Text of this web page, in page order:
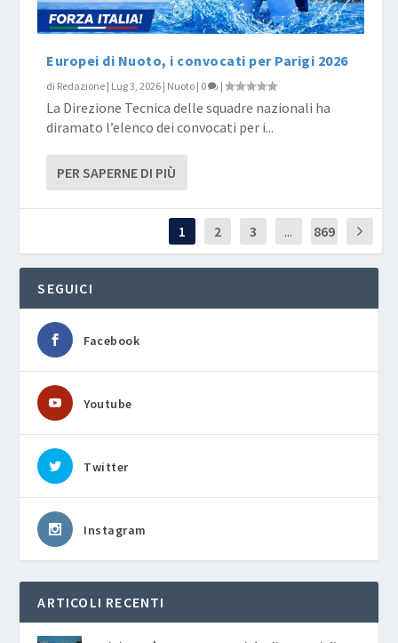
Europei di Nuoto, i convocati per Parigi 2026
di Redazione | Lug 3, 2026 | Nuoto | 0 |
La Direzione Tecnica delle squadre nazionali ha
diramato l’elenco dei convocati per i...
PER SAPERNE DI PIÙ
1 2 3 ... 869
SEGUICI
Facebook
Youtube
Twitter
Instagram
ARTICOLI RECENTI